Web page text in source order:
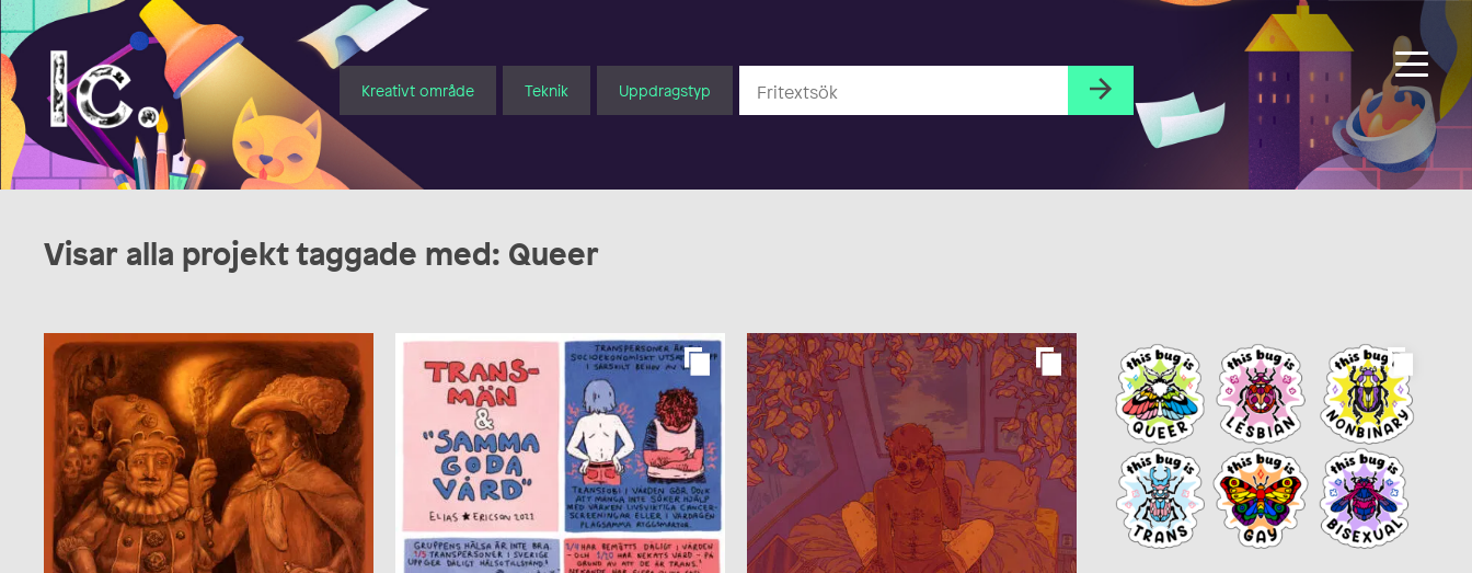
Illustratörcentrum
Kreativt område Teknik Uppdragstyp
Visar alla projekt taggade med: Queer